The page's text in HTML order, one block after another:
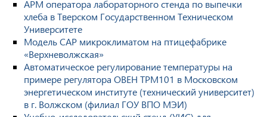
АРМ оператора лабораторного стенда по выпечки
хлеба в Тверском Государственном Техническом
Университете
Модель САР микроклиматом на птицефабрике
«Верхневолжская»
Автоматическое регулирование температуры на
примере регулятора ОВЕН ТРМ101 в Московском
энергетическом институте (технический университет)
в г. Волжском (филиал ГОУ ВПО МЭИ)